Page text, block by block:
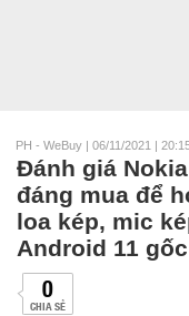
PH - WeBuy | 06/11/2021 |
Đánh giá
đáng mua để
loa kép, mic
Android 11 gốc
0
CHIA SẺ